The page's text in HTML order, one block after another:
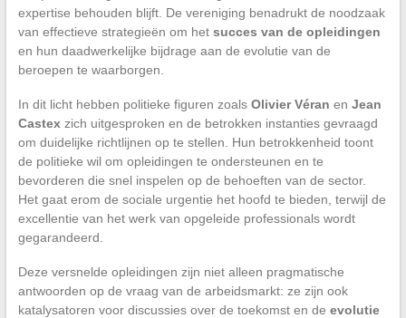
expertise behouden blijft. De vereniging benadrukt de noodzaak
van effectieve strategieën om het succes van de opleidingen
en hun daadwerkelijke bijdrage aan de evolutie van de
beroepen te waarborgen.
In dit licht hebben politieke figuren zoals Olivier Véran en Jean
Castexzich uitgesproken en de betrokken instanties gevraagd
om duidelijke richtlijnen op te stellen. Hun betrokkenheid toont
de politieke wil om opleidingen te ondersteunen en te
bevorderen die snel inspelen op de behoeften van de sector.
Het gaat erom de sociale urgentie het hoofd te bieden, terwijl de
excellentie van het werk van opgeleide professionals wordt
gegarandeerd.
Deze versnelde opleidingen zijn niet alleen pragmatische
antwoorden op de vraag van de arbeidsmarkt: ze zijn ook
katalysatoren voor discussies over de toekomst en de evolutie